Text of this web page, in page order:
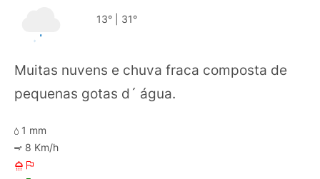
13° 31°
Muitas nuvens e chuva fraca composta de
pequenas gotas d´ água.
1 mm
8 Km/h